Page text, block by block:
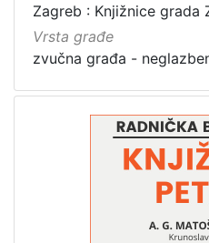
Zagreb : Knjižnice grada
Vrsta građe
zvučna građa -